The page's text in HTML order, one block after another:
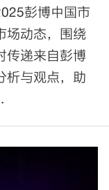
彭博中国市
场动态，围绕
传递来自彭博
析与观点，助